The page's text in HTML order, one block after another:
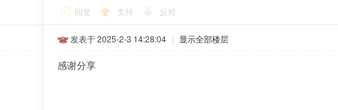
回复 支持 反对
发表于 2025-2-3 14:28:04 | 显示全部楼层
感谢分享